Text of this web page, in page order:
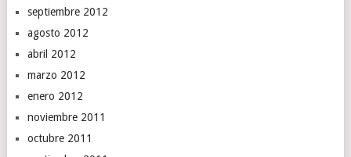
septiembre 2012
agosto 2012
abril 2012
marzo 2012
enero 2012
noviembre 2011
octubre 2011